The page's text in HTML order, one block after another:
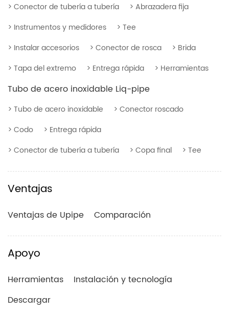
> Conector de tubería a tubería
> Abrazadera fija
> Instrumentos y medidores
> Tee
> Instalar accesorios
> Conector de rosca
> Brida
> Tapa del extremo
> Entrega rápida > Herramientas
Tubo de acero inoxidable Liq-pipe
> Tubo de acero inoxidable
> Conector roscado
> Codo
> Entrega rápida
> Conector de tubería a tubería
> Copa final > Tee
Ventajas
Ventajas de Upipe Comparación
Apoyo
Herramientas
Instalación y tecnología
Descargar